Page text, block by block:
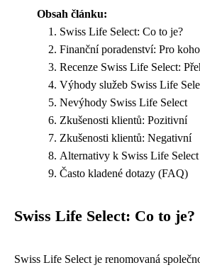
Obsah článku:
Swiss Life Select: Co to je?
Finanční poradenství: Pro
Recenze Swiss Life Select:
Výhody služeb Swiss Life
Nevýhody Swiss Life Select
Zkušenosti klientů: Pozitivní
Zkušenosti klientů: Negativní
Alternativy k Swiss Life Select
Často kladené dotazy (FAQ)
Swiss Life Select: Co to je?
Swiss Life Select je renomovaná